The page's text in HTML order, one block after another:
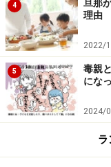
す。
また、親が何でも
重なれば「最終的
ざ自分が頑張る必
ません。
でも、それだと達
4
旦那
理由
2022/
5
毒親
にな
2024/
ラ